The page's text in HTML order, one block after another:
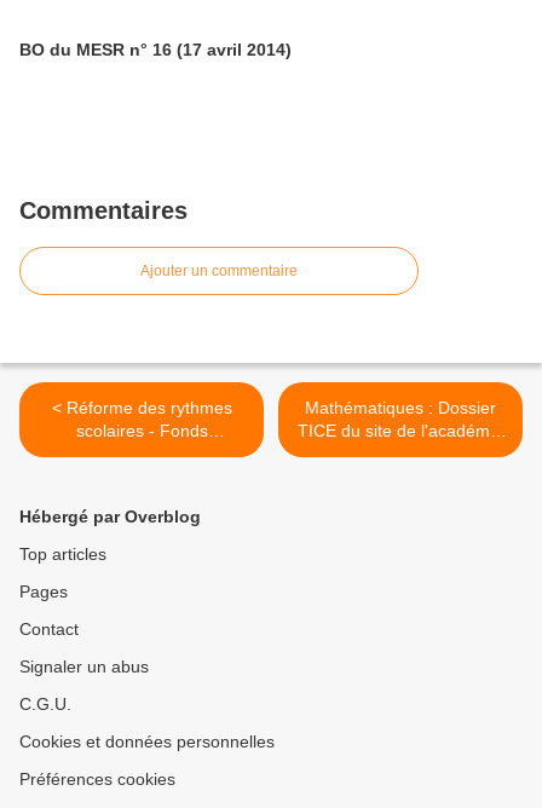
BO du MESR n° 16 (17 avril 2014)
Commentaires
Ajouter un commentaire
< Réforme des rythmes
scolaires - Fonds
d'amorçage (note de
Mathématiques : Dossier
TICE du site de l'académie
de Strasbourg >
Hébergé par Overblog
Top articles
Pages
Contact
Signaler un abus
C.G.U.
Cookies et données personnelles
Préférences cookies